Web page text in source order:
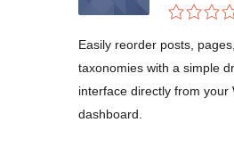
Easily reorder posts,
taxonomies with a simple
interface directly from your
dashboard.